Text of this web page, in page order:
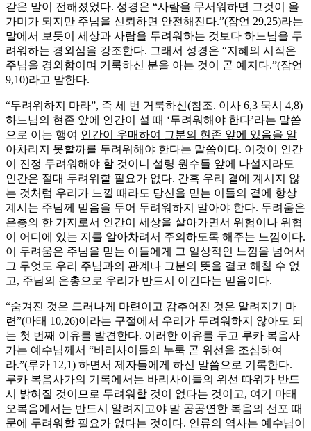
같은 말이 전해졌었다. 성경은 “사람을 무서워하면 그것이 올
가미가 되지만 주님을 신뢰하면 안전해진다.”(잠언 29,25)라는
말에서 보듯이 세상과 사람을 두려워하는 것보다 하느님을 두
려워하는 경외심을 강조한다. 그래서 성경은 “지혜의 시작은
주님을 경외함이며 거룩하신 분을 아는 것이 곧 예지다.”(잠언
9,10)라고 말한다.
“두려워하지 마라”, 즉 세 번 거룩하신(참조. 이사 6,3 묵시 4,8)
하느님의 현존 앞에 인간이 설 때 ‘두려워해야 한다’라는 말씀
으로 이는 행여 인간이 우매하여 그분의 현존 앞에 있음을 알
아차리지 못할까를 두려워해야 한다는 말씀이다. 이것이 인간
이 진정 두려워해야 할 것이니 설령 원수들 앞에 나설지라도
인간은 절대 두려워할 필요가 없다. 간혹 우리 곁에 계시지 않
는 것처럼 우리가 느낄 때라도 당신을 믿는 이들의 곁에 항상
계시는 주님께 믿음을 두어 두려워하지 말아야 한다. 두려움은
은총의 한 가지로서 인간이 세상을 살아가면서 위험이나 위협
이 어디에 있는 지를 알아차려서 주의하도록 해주는 느낌이다.
이 두려움은 주님을 믿는 이들에게 그 일상적인 느낌을 넘어서
그 무엇도 우리 주님과의 관계나 그분의 뜻을 결코 해칠 수 없
고, 주님의 은총으로 우리가 반드시 이긴다는 믿음이다.
“숨겨진 것은 드러나게 마련이고 감추어진 것은 알려지기 마
련”(마태 10,26)이라는 구절에서 우리가 두려워하지 않아도 되
는 첫 번째 이유를 발견한다. 이러한 이유를 두고 루카 복음사
가는 예수님께서 “바리사이들의 누룩 곧 위선을 조심하여
라.”(루카 12,1) 하면서 제자들에게 하신 말씀으로 기록한다.
루카 복음사가의 기록에서는 바리사이들의 위선 따위가 반드
시 밝혀질 것이므로 두려워할 것이 없다는 것이고, 여기 마태
오복음에서는 반드시 알려지고야 말 공공연한 복음의 선포 때
문에 두려워할 필요가 없다는 것이다. 인류의 역사는 예수님이